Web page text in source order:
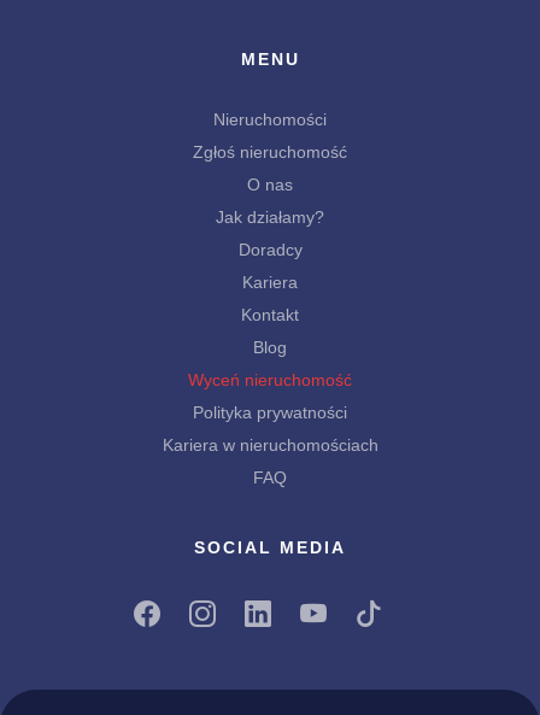
MENU
Nieruchomości
Zgłoś nieruchomość
O nas
Jak działamy?
Doradcy
Kariera
Kontakt
Blog
Wyceń nieruchomość
Polityka prywatności
Kariera w nieruchomościach
FAQ
SOCIAL MEDIA